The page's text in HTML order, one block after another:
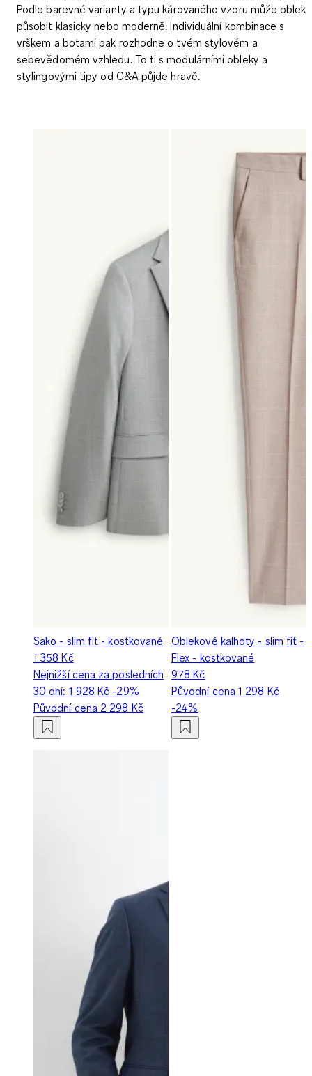
Podle barevné varianty a typu károvaného vzoru může oblek
působit klasicky nebo moderně. Individuální kombinace s
vrškem a botami pak rozhodne o tvém stylovém a
sebevědomém vzhledu. To ti s modulárními obleky a
stylingovými tipy od C&A půjde hravě.
Sako - slim fit - kostkované
1 358 Kč
Nejnižší cena za posledních
30 dní: 1 928 Kč -29%
Původní cena 2 298 Kč
Oblekové kalhoty - slim fit -
Flex - kostkované
978 Kč
Původní cena1 298 Kč
-24%